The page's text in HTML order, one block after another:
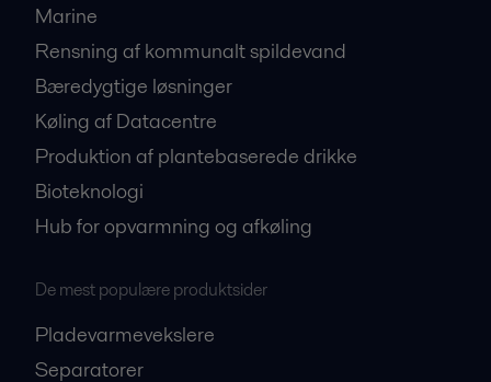
Marine
Rensning af kommunalt spildevand
Bæredygtige løsninger
Køling af Datacentre
Produktion af plantebaserede drikke
Bioteknologi
Hub for opvarmning og afkøling
De mest populære produktsider
Pladevarmevekslere
Separatorer